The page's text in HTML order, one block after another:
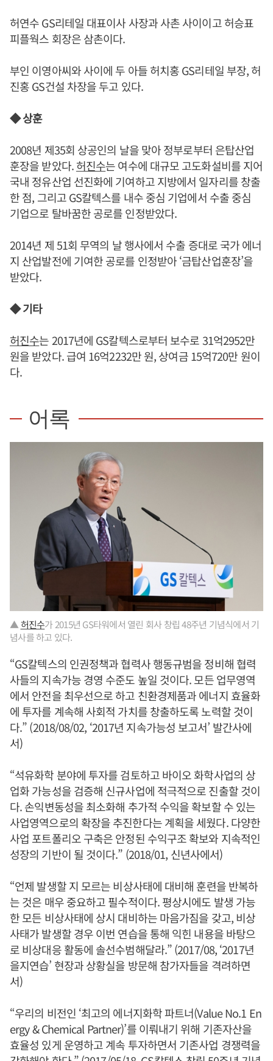
허연수 GS리테일 대표이사 사장과 사촌 사이이고 허승표
피플웍스 회장은 삼촌이다.
부인 이영아씨와 사이에 두 아들 허치홍 GS리테일 부장, 허
진홍 GS건설 차장을 두고 있다.
◆ 상훈
2008년 제35회 상공인의 날을 맞아 정부로부터 은탑산업
훈장을 받았다.허진수는 여수에 대규모 고도화설비를 지어
국내 정유산업 선진화에 기여하고 지방에서 일자리를 창출
한 점, 그리고 GS칼텍스를 내수 중심 기업에서 수출 중심
기업으로 탈바꿈한 공로를 인정받았다.
2014년 제 51회 무역의 날 행사에서 수출 증대로 국가 에너
지 산업발전에 기여한 공로를 인정받아 ‘금탑산업훈장’을
받았다.
◆ 기타
허진수는 2017년에 GS칼텍스로부터 보수로 31억2952만
원을 받았다. 급여 16억2232만 원, 상여금 15억720만 원이
다.
어록
▲허진수가 2015년 GS타워에서 열린 회사 창립 48주년 기념식에서 기
념사를 하고 있다.
“GS칼텍스의 인권정책과 협력사 행동규범을 정비해 협력
사들의 지속가능 경영 수준도 높일 것이다. 모든 업무영역
에서 안전을 최우선으로 하고 친환경제품과 에너지 효율화
에 투자를 계속해 사회적 가치를 창출하도록 노력할 것이
다.” (2018/08/02, ‘2017년 지속가능성 보고서’ 발간사에
서)
“석유화학 분야에 투자를 검토하고 바이오 화학사업의 상
업화 가능성을 검증해 신규사업에 적극적으로 진출할 것이
다. 손익변동성을 최소화해 추가적 수익을 확보할 수 있는
사업영역으로의 확장을 추진한다는 계획을 세웠다. 다양한
사업 포트폴리오 구축은 안정된 수익구조 확보와 지속적인
성장의 기반이 될 것이다.” (2018/01, 신년사에서)
“언제 발생할 지 모르는 비상사태에 대비해 훈련을 반복하
는 것은 매우 중요하고 필수적이다. 평상시에도 발생 가능
한 모든 비상사태에 상시 대비하는 마음가짐을 갖고, 비상
사태가 발생할 경우 이번 연습을 통해 익힌 내용을 바탕으
로 비상대응 활동에 솔선수범해달라.” (2017/08, ‘2017년
을지연습’ 현장과 상황실을 방문해 참가자들을 격려하면
서)
“우리의 비전인 ‘최고의 에너지화학 파트너(Value No.1 En
ergy & Chemical Partner)’를 이뤄내기 위해 기존자산을
효율성 있게 운영하고 계속 투자하면서 기존사업 경쟁력을